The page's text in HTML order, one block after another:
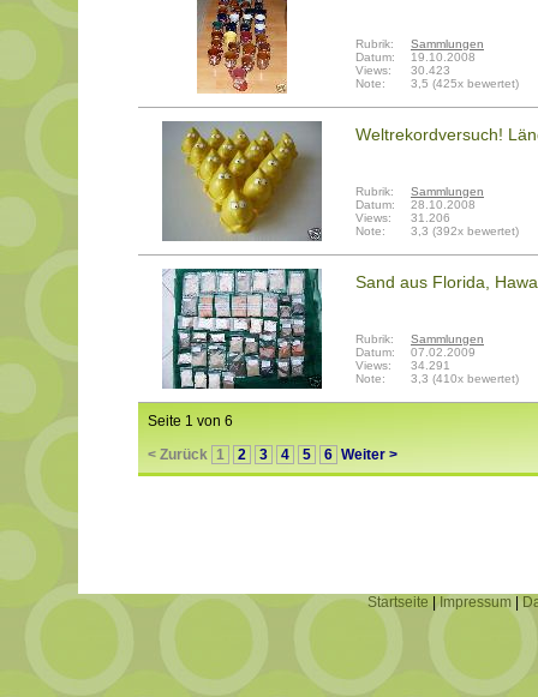
Rubrik:
Sammlungen
Datum:
19.10.2008
Views:
30.423
Note:
3,5 (425x bewertet)
Weltrekordversuch!
Rubrik:
Sammlungen
Datum:
28.10.2008
Views:
31.206
Note:
3,3 (392x bewertet)
Sand aus Florida,
Rubrik:
Sammlungen
Datum:
07.02.2009
Views:
34.291
Note:
3,3 (410x bewertet)
Seite 1 von 6
< Zurück 1 2 3 4 5 6 Weiter >
Startseite |Impressum |